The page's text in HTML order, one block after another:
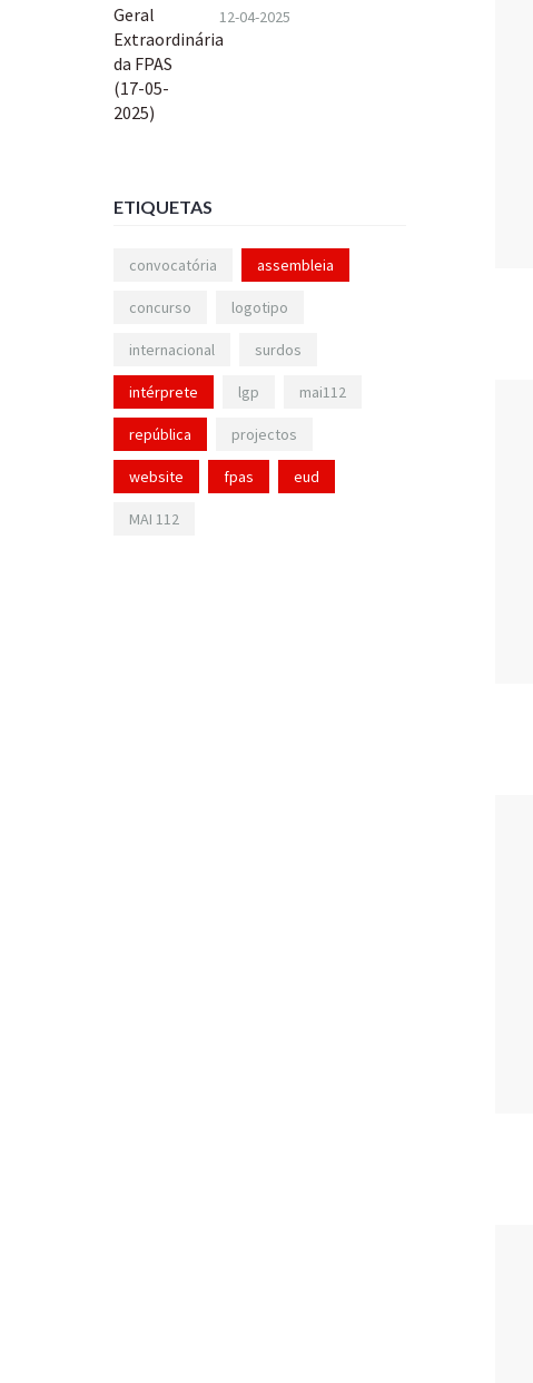
12-04-2025
ETIQUETAS
convocatória assembleia
concurso logotipo
internacional surdos
intérprete lgp mai112
república projectos
website fpas eud
MAI 112